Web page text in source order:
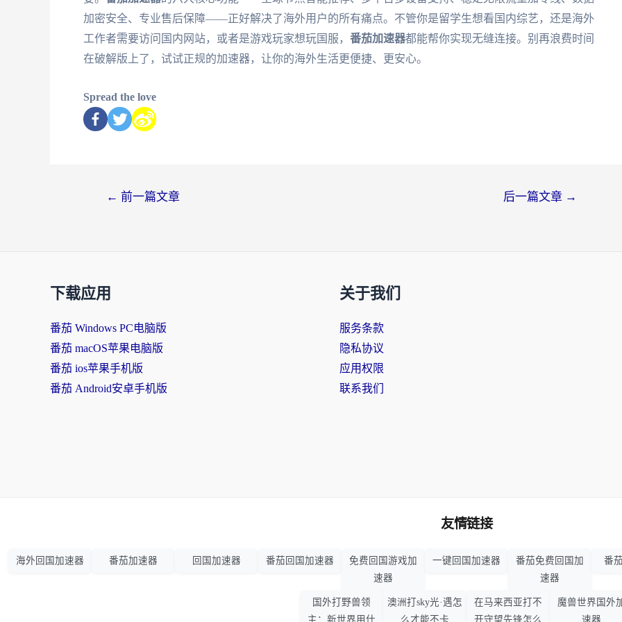
加密安全、专业售后保障——正好解决了海外用户的所有痛点。不管你是留学生想看国内综艺，还是海外
工作者需要访问国内网站，或者是游戏玩家想玩国服， 番茄加速器都能帮你实现无缝连接。别再浪费时间
在破解版上了，试试正规的加速器，让你的海外生活更便捷、更安心。
Spread the love
← 前一篇文章 后一篇文章 →
下载应用
番茄 Windows PC电脑版
番茄 macOS苹果电脑版
番茄 ios苹果手机版
番茄 Android安卓手机版
关于我们
服务条款
隐私协议
应用权限
联系我们
友情链接
海外回国加速器 番茄加速器 回国加速器 番茄回国加速器
免费回国游戏加
速器
一键回国加速器
番茄免费回国加
速器
番
国外打野兽领
主：新世界用什
澳洲打sky光·遇怎
么才能不卡
在马来西亚打不
开守望先锋怎么
魔兽世界国外
速器